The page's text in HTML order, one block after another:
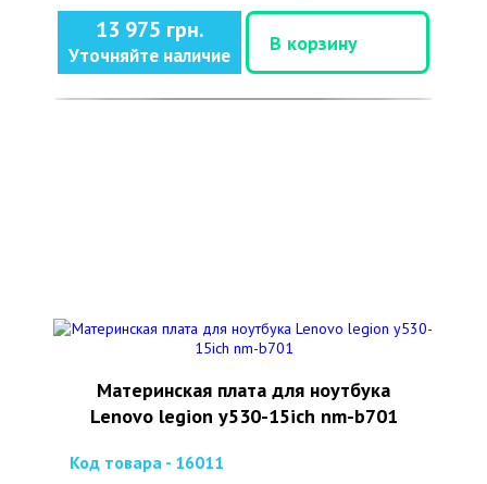
13 975 грн.
Уточняйте наличие
В корзину
Материнская плата для ноутбука
Lenovo legion y530-15ich nm-b701
Код товара - 16011